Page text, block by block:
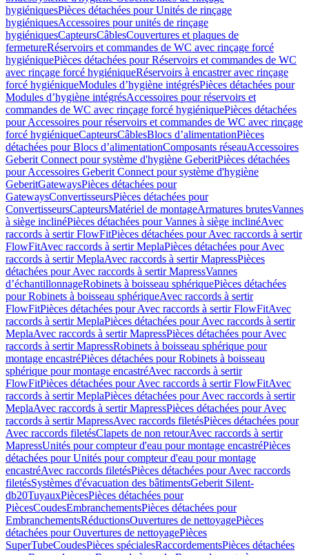
hygiéniquesPièces détachées pour Unités de rinçage
hygiéniquesAccessoires pour unités de rinçage
hygiéniquesCapteursCâblesCouvertures et plaques de
fermetureRéservoirs et commandes de WC avec rinçage forcé
hygiéniquePièces détachées pour Réservoirs et commandes de WC
avec rinçage forcé hygiéniqueRéservoirs à encastrer avec rinçage
forcé hygiéniqueModules d’hygiène intégrésPièces détachées pour
Modules d’hygiène intégrésAccessoires pour réservoirs et
commandes de WC avec rinçage forcé hygiéniquePièces détachées
pour Accessoires pour réservoirs et commandes de WC avec rinçage
forcé hygiéniqueCapteursCâblesBlocs d’alimentationPièces
détachées pour Blocs d’alimentationComposants réseauAccessoires
Geberit Connect pour système d'hygiène GeberitPièces détachées
pour Accessoires Geberit Connect pour système d'hygiène
GeberitGatewaysPièces détachées pour
GatewaysConvertisseursPièces détachées pour
ConvertisseursCapteursMatériel de montageArmatures brutesVannes
à siège inclinéPièces détachées pour Vannes à siège inclinéAvec
raccords à sertir FlowFitPièces détachées pour Avec raccords à sertir
FlowFitAvec raccords à sertir MeplaPièces détachées pour Avec
raccords à sertir MeplaAvec raccords à sertir MapressPièces
détachées pour Avec raccords à sertir MapressVannes
d’échantillonnageRobinets à boisseau sphériquePièces détachées
pour Robinets à boisseau sphériqueAvec raccords à sertir
FlowFitPièces détachées pour Avec raccords à sertir FlowFitAvec
raccords à sertir MeplaPièces détachées pour Avec raccords à sertir
MeplaAvec raccords à sertir MapressPièces détachées pour Avec
raccords à sertir MapressRobinets à boisseau sphérique pour
montage encastréPièces détachées pour Robinets à boisseau
sphérique pour montage encastréAvec raccords à sertir
FlowFitPièces détachées pour Avec raccords à sertir FlowFitAvec
raccords à sertir MeplaPièces détachées pour Avec raccords à sertir
MeplaAvec raccords à sertir MapressPièces détachées pour Avec
raccords à sertir MapressAvec raccords filetésPièces détachées pour
Avec raccords filetésClapets de non retourAvec raccords à sertir
MapressUnités pour compteur d'eau pour montage encastréPièces
détachées pour Unités pour compteur d'eau pour montage
encastréAvec raccords filetésPièces détachées pour Avec raccords
filetésSystèmes d'évacuation des bâtimentsGeberit Silent-
db20TuyauxPiècesPièces détachées pour
PiècesCoudesEmbranchementsPièces détachées pour
EmbranchementsRéductionsOuvertures de nettoyagePièces
détachées pour Ouvertures de nettoyagePièces
SuperTubeCoudesPièces spécialesRaccordementsPièces détachées